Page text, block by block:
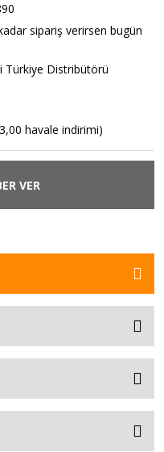
sipariş verirsen bugün
Türkiye Distribütörü
havale indirimi)
VER